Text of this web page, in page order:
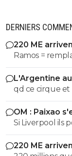
DERNIERS
220 ME
Ramos =
L'Argentine
qd ce cirque
complexe va s arreter. les magouilles
cachées, ils s en vantent
attrbution de la CDM au
pour finir l
partout pour avoir une
OM : Paixao
Si Liverpool ils
220 ME